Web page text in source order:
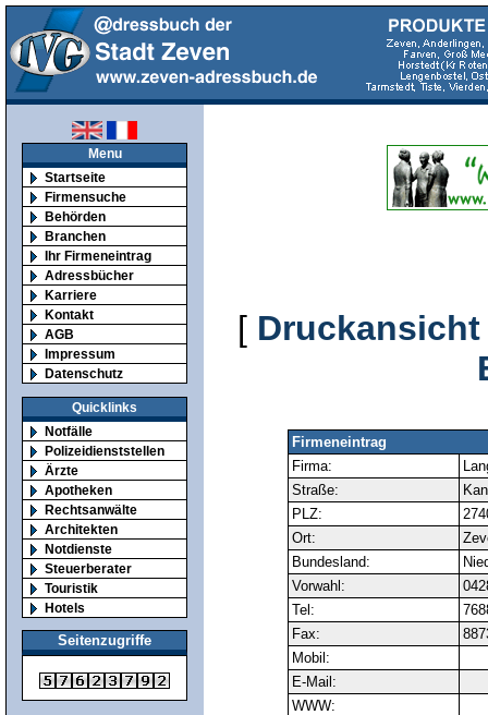
Menu
Startseite
Firmensuche
Behörden
Branchen
Ihr Firmeneintrag
Adressbücher
Karriere
Kontakt
AGB
Impressum
Datenschutz
Quicklinks
Notfälle
Polizeidienststellen
Ärzte
Apotheken
Rechtsanwälte
Architekten
Notdienste
Steuerberater
Touristik
Hotels
Seitenzugriffe
[ Druckansicht
Firmeneintrag
Firma:
Straße:
PLZ:
Ort:
Bundesland:
Vorwahl:
Tel:
Fax:
Mobil:
E-Mail:
WWW: